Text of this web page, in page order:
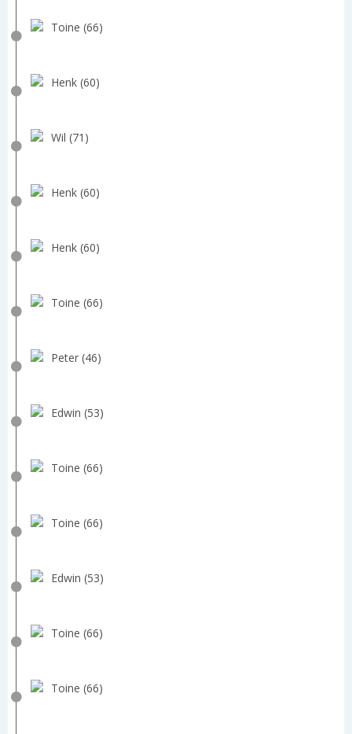
Toine (66)
Henk (60)
Wil (71)
Henk (60)
Henk (60)
Toine (66)
Peter (46)
Edwin (53)
Toine (66)
Toine (66)
Edwin (53)
Toine (66)
Toine (66)